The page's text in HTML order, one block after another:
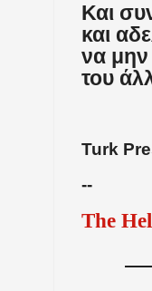
Και
και
να μην
του
Turk
--
The